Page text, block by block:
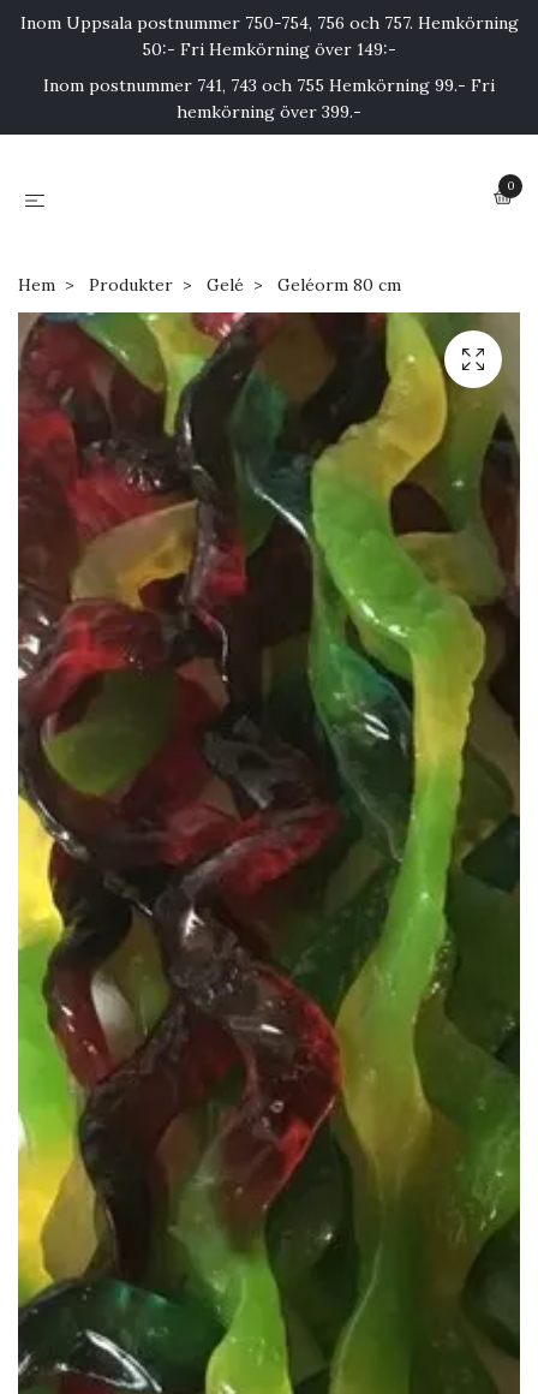
Inom Uppsala postnummer 750-754, 756 och 757. Hemkörning
50:- Fri Hemkörning över 149:-
Inom postnummer 741, 743 och 755 Hemkörning 99.- Fri
hemkörning över 399.-
0
Hem Produkter Gelé Geléorm 80 cm